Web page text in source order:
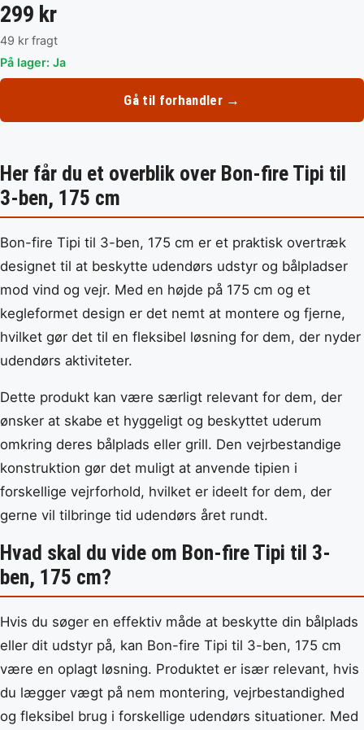
299 kr
49 kr fragt
På lager: Ja
Gå til forhandler →
Her får du et overblik over Bon-fire Tipi til
3-ben, 175 cm
Bon-fire Tipi til 3-ben, 175 cm er et praktisk overtræk
designet til at beskytte udendørs udstyr og bålpladser
mod vind og vejr. Med en højde på 175 cm og et
kegleformet design er det nemt at montere og fjerne,
hvilket gør det til en fleksibel løsning for dem, der nyder
udendørs aktiviteter.
Dette produkt kan være særligt relevant for dem, der
ønsker at skabe et hyggeligt og beskyttet uderum
omkring deres bålplads eller grill. Den vejrbestandige
konstruktion gør det muligt at anvende tipien i
forskellige vejrforhold, hvilket er ideelt for dem, der
gerne vil tilbringe tid udendørs året rundt.
Hvad skal du vide om Bon-fire Tipi til 3-
ben, 175 cm?
Hvis du søger en effektiv måde at beskytte din bålplads
eller dit udstyr på, kan Bon-fire Tipi til 3-ben, 175 cm
være en oplagt løsning. Produktet er især relevant, hvis
du lægger vægt på nem montering, vejrbestandighed
og fleksibel brug i forskellige udendørs situationer. Med